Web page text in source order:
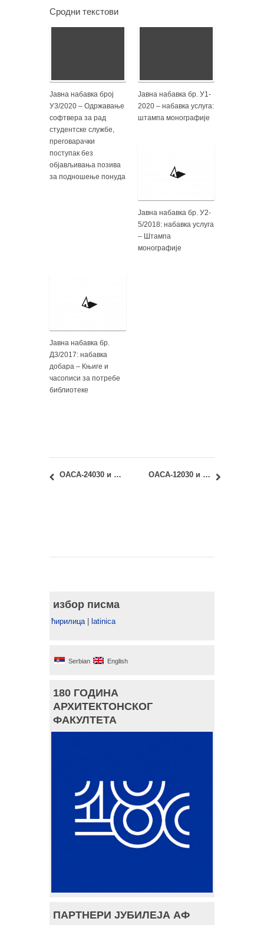
Сродни текстови
Јавна набавка број
У3/2020 – Одржавање
софтвера за рад
студентске службе,
преговарачки
поступак без
објављивања позива
за подношење понуда
Јавна набавка бр. У1-
2020 – набавка услуга:
штампа монографије
Јавна набавка бр. У2-
5/2018: набавка услуга
– Штампа
монографије
Јавна набавка бр.
Д3/2017: набавка
добара – Књиге и
часописи за потребе
библиотеке
ОАСА-24030 и ИАСА-24030 – Историја уметности: Распоред полагања првог колоквијума 2018/19 ОАСА-12030 и ИАСА-12030 – Историја модерне уметности и дизајна: колоквијум 2018/19
избор писма
ћирилица| latinica
Serbian English
180 ГОДИНА
АРХИТЕКТОНСКОГ
ФАКУЛТЕТА
ПАРТНЕРИ ЈУБИЛЕЈА АФ